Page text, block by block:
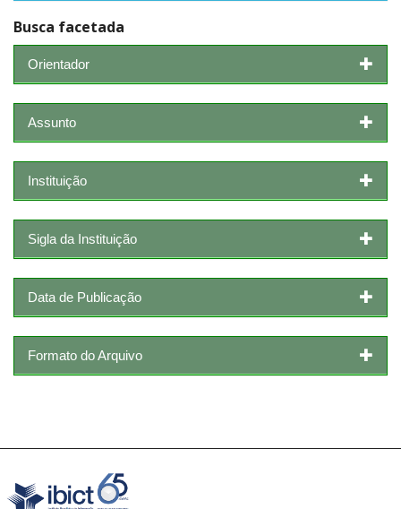
Busca facetada
Orientador
Assunto
Instituição
Sigla da Instituição
Data de Publicação
Formato do Arquivo